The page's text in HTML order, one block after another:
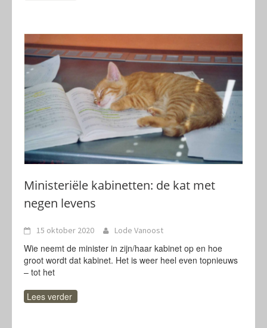
Ministeriële kabinetten: de kat met
negen levens
15 oktober 2020 Lode Vanoost
Wie neemt de minister in zijn/haar kabinet op en hoe
groot wordt dat kabinet. Het is weer heel even topnieuws
– tot het
Lees verder